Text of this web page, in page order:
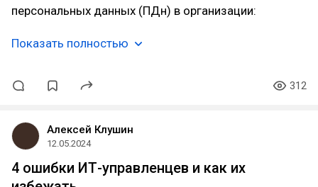
персональных данных (ПДн) в организации:
Показать полностью
312
Алексей Клушин
12.05.2024
4 ошибки ИТ-управленцев и как их